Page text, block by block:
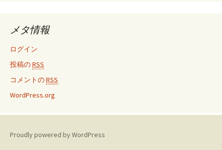
メタ情報
ログイン
投稿のRSS
コメントのRSS
WordPress.org
Proudly powered by WordPress